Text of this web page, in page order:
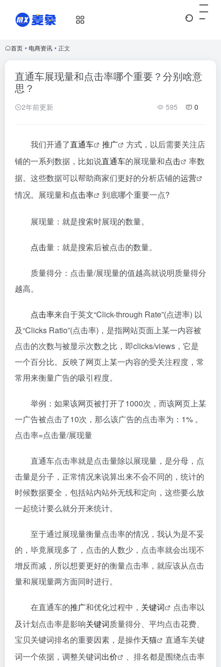
首页 • 电商资讯 • 正文
直通车展现量和点击率哪个重要？分别啥意
思？
2年前更新 595 0
我们开通了直通车 推广
方式，以后需要关注店
铺的一系列数据，比如说直通车的展现量和点击
率数
据。这些数据可以帮助商家们更好的分析店铺的运营
情况。展现量和点击率 到底哪个重要一点?
展现量：就是搜索时展现的数量。
点击量：就是搜索后被点击的数量。
质量得分：点击量/展现量的值越高就说明质量得分
越高。
点击率来自于英文“Click-through Rate”(点进率) 以
及“Clicks Ratio”(点击率)，是指网站页面上某一内容被
点击的次数与被显示次数之比，即clicks/views，它是
一个百分比。反映了网页上某一内容的受关注程度，常
常用来衡量广告的吸引程度。
举例：如果该网页被打开了1000次，而该网页上某
一广告被点击了10次，那么该广告的点击率为：1% 。
点击率=点击量/展现量
直通车点击率就是点击量除以展现量，是分母，点
击量是分子，正常情况来说算出来不会不同的，统计的
时候数据要全，包括站内站外无线和定向，这些要么放
一起统计要么就分开来统计。
至于通过展现量衡量点击率的情况，我认为是不妥
的，毕竟展现多了，点击的人数少，点击率就会出现不
增反而减，所以想要更好的衡量点击率，就应该从点击
量和展现量两方面同时进行。
在直通车的推广和优化过程中， 关键词
点击率以
及计划点击率是影响关键词质量得分、平均点击花费、
宝贝关键词排名的重要因素，是操作天猫
直通车关键
词一个依据，调整关键词出价
、排名都是围绕点击率